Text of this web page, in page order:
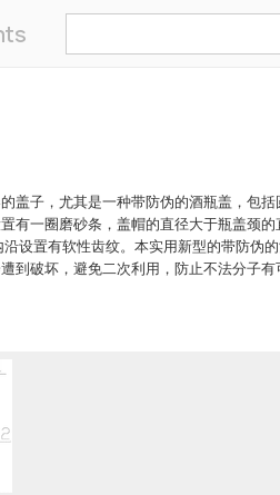
盖子，尤其是一种带防伪的酒瓶盖，包
有一圈磨砂条，盖帽的直径大于瓶盖颈
设置有软性齿纹。本实用新型的带防伪
到破坏，避免二次利用，防止不法分子有